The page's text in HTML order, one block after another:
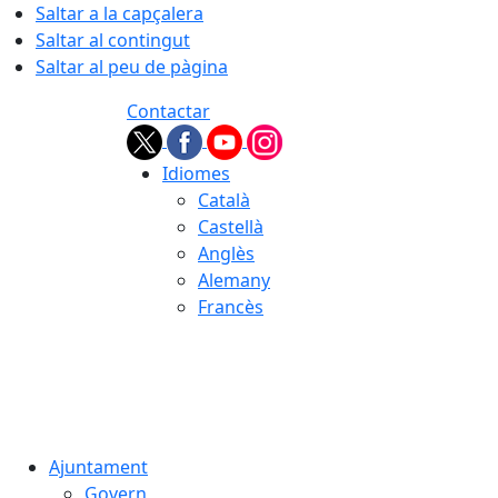
Saltar a la capçalera
Saltar al contingut
Saltar al peu de pàgina
Contactar
Idiomes
Català
Castellà
Anglès
Alemany
Francès
Ajuntament